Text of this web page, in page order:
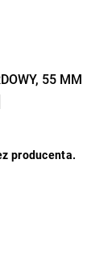
55 MM
producenta.